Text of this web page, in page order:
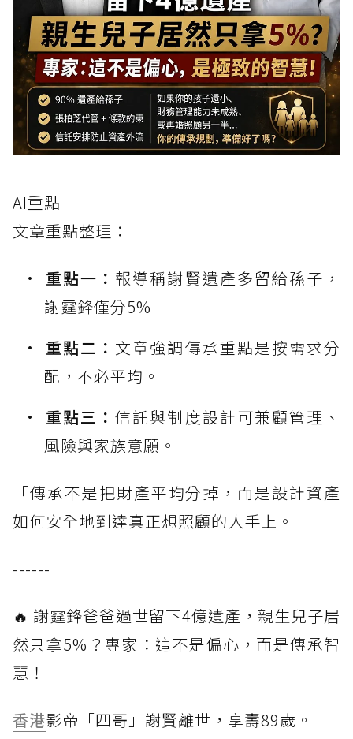
AI重點
文章重點整理：
重點一： 報導稱謝賢遺產多留給孫子，
謝霆鋒僅分5%
重點二： 文章強調傳承重點是按需求分
配，不必平均。
重點三：信託與制度設計可兼顧管理、
風險與家族意願。
「傳承不是把財產平均分掉，而是設計資產
如何安全地到達真正想照顧的人手上。」
------
🔥 謝霆鋒爸爸過世留下4億遺產，親生兒子居
然只拿5%？專家：這不是偏心，而是傳承智
慧！
香港影帝「四哥」謝賢離世，享壽89歲。